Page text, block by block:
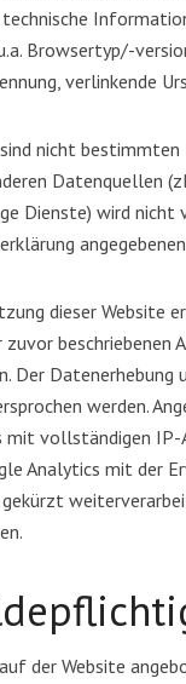
Browsertyp/-
verlinkende
nicht bestimmten
Datenquellen
Dienste) wird nicht
dieser Website
zuvor beschriebenen
Der Datenerhebung
werden.
vollständigen IP-
Analytics mit der
gekürzt
auf der Website